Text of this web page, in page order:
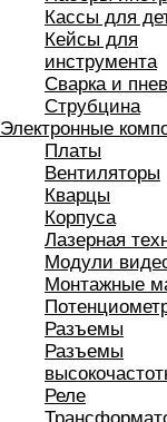
Кассы для
Кейсы для
инструмента
Сварка и
Струбцина
Электронные
Платы
Вентиляторы
Кварцы
Корпуса
Лазерная
Модули
Монтажные
Разъемы
Разъемы
Реле